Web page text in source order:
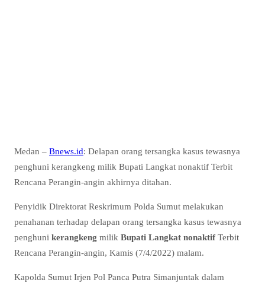
Medan – Bnews.id: Delapan orang tersangka kasus tewasnya
penghuni kerangkeng milik Bupati Langkat nonaktif Terbit
Rencana Perangin-angin akhirnya ditahan.
Penyidik Direktorat Reskrimum Polda Sumut melakukan
penahanan terhadap delapan orang tersangka kasus tewasnya
penghuni kerangkeng milik Bupati Langkat nonaktif Terbit
Rencana Perangin-angin, Kamis (7/4/2022) malam.
Kapolda Sumut Irjen Pol Panca Putra Simanjuntak dalam